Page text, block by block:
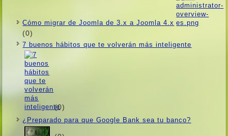
Cómo migrar de Joomla de 3.x a Joomla 4.x
(0)
7 buenos hábitos que te volverán más inteligente
(0)
¿Preparado para que Google Bank sea tu banco?